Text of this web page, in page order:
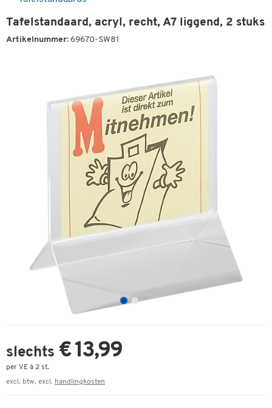
Tafelstandaard, acryl, recht, A7 liggend, 2 stuks
Artikelnummer: 69670-SW81
slechts € 13,99
per VE à 2 st.
excl. btw, excl. handlingkosten